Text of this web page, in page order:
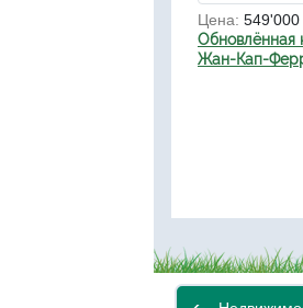
Цена: 549'000
Обновлённая
Жан-Кап-